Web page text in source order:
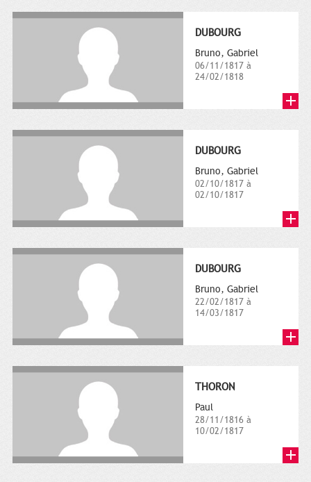
DUBOURG
Bruno, Gabriel
06/11/1817 à
24/02/1818
DUBOURG
Bruno, Gabriel
02/10/1817 à
02/10/1817
DUBOURG
Bruno, Gabriel
22/02/1817 à
14/03/1817
THORON
Paul
28/11/1816 à
10/02/1817